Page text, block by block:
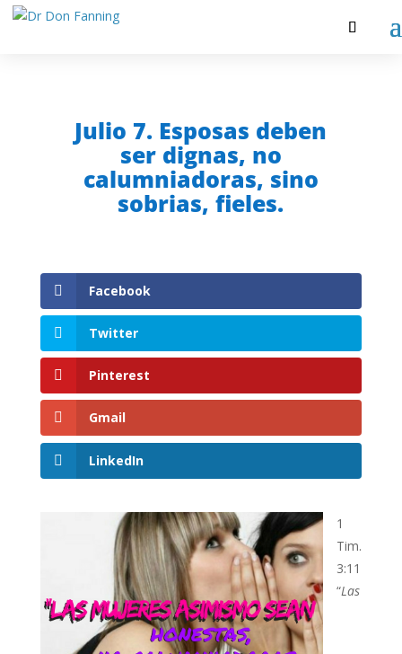
Julio 7. Esposas deben
ser dignas, no
calumniadoras, sino
sobrias, fieles.
Facebook
Twitter
Pinterest
Gmail
LinkedIn
1
Tim.
3:11
“Las